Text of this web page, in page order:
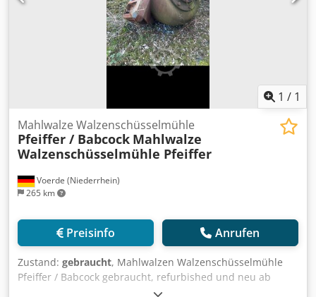
1 / 1
Voerde (Niederrhein)
265 km
Mahlwalze Walzenschüsselmühle
Pfeiffer / Babcock Mahlwalze
Walzenschüsselmühle Pfeiffer
Preisinfo Anrufen
Zustand: gebraucht, Mahlwalzen Walzenschüsselmühle
Pfeiffer / Babcock gebraucht, refurbished und neu ab
Lager Zum Verkauf stehen massive Mahlwalzen aus einer